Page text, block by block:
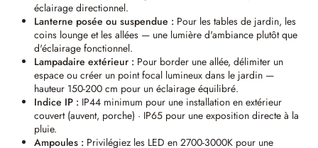
éclairage directionnel.
Lanterne posée ou suspendue : Pour les tables de jardin, les
coins lounge et les allées — une lumière d'ambiance plutôt que
d'éclairage fonctionnel.
Lampadaire extérieur : Pour border une allée, délimiter un
espace ou créer un point focal lumineux dans le jardin —
hauteur 150-200 cm pour un éclairage équilibré.
Indice IP : IP44 minimum pour une installation en extérieur
couvert (auvent, porche) · IP65 pour une exposition directe à la
pluie.
Ampoules : Privilégiez les LED en 2700-3000K pour une